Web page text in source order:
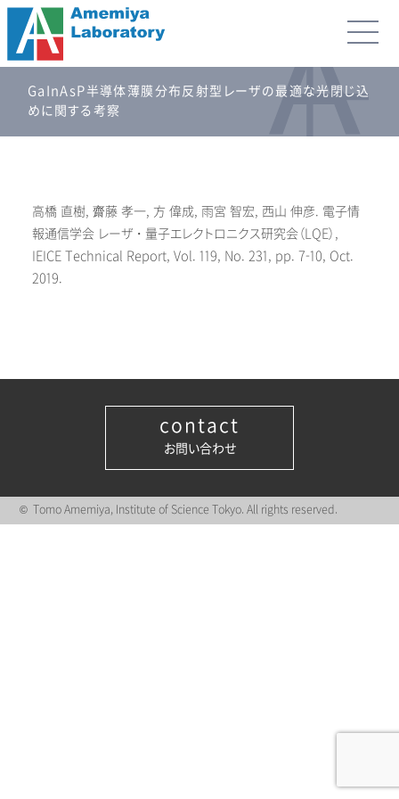
GaInAsP半導体薄膜分布反射型レーザの最適な光閉じ込
めに関する考察
​高橋 直樹, 齋藤 孝一, 方 偉成, 雨宮 智宏, 西山 伸彦. 電子情
報通信学会 レーザ・量子エレクトロニクス研究会（LQE）,
IEICE Technical Report, Vol. 119, No. 231, pp. 7-10, Oct.
2019.
contact
お問い合わせ
© Tomo Amemiya, Institute of Science Tokyo. All rights reserved.